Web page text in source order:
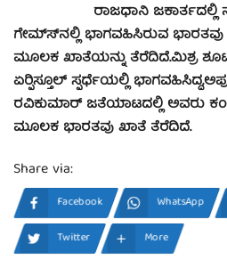
ರಾಜಧಾನಿ ಜಕಾರ್ತದಲ್ಲಿ
ಗೇಮ್ಸ್‍ನಲ್ಲಿ ಭಾಗವಹಿಸಿರುವ
ಮೂಲಕ ಖಾತೆಯನ್ನು ತೆರೆದಿದೆ.ಮಿಶ್ರ
ಏರ್‍ಪಿಸ್ತೂಲ್ ಸ್ಪರ್ಧೆಯಲ್ಲಿ
ರವಿಕುಮಾರ್ ಜತೆಯಾಟದಲ್ಲಿ ಅವರು
ಮೂಲಕ ಭಾರತವು ಖಾತೆ ತೆರೆದಿದೆ.
Share via:
Facebook WhatsApp
Twitter
More